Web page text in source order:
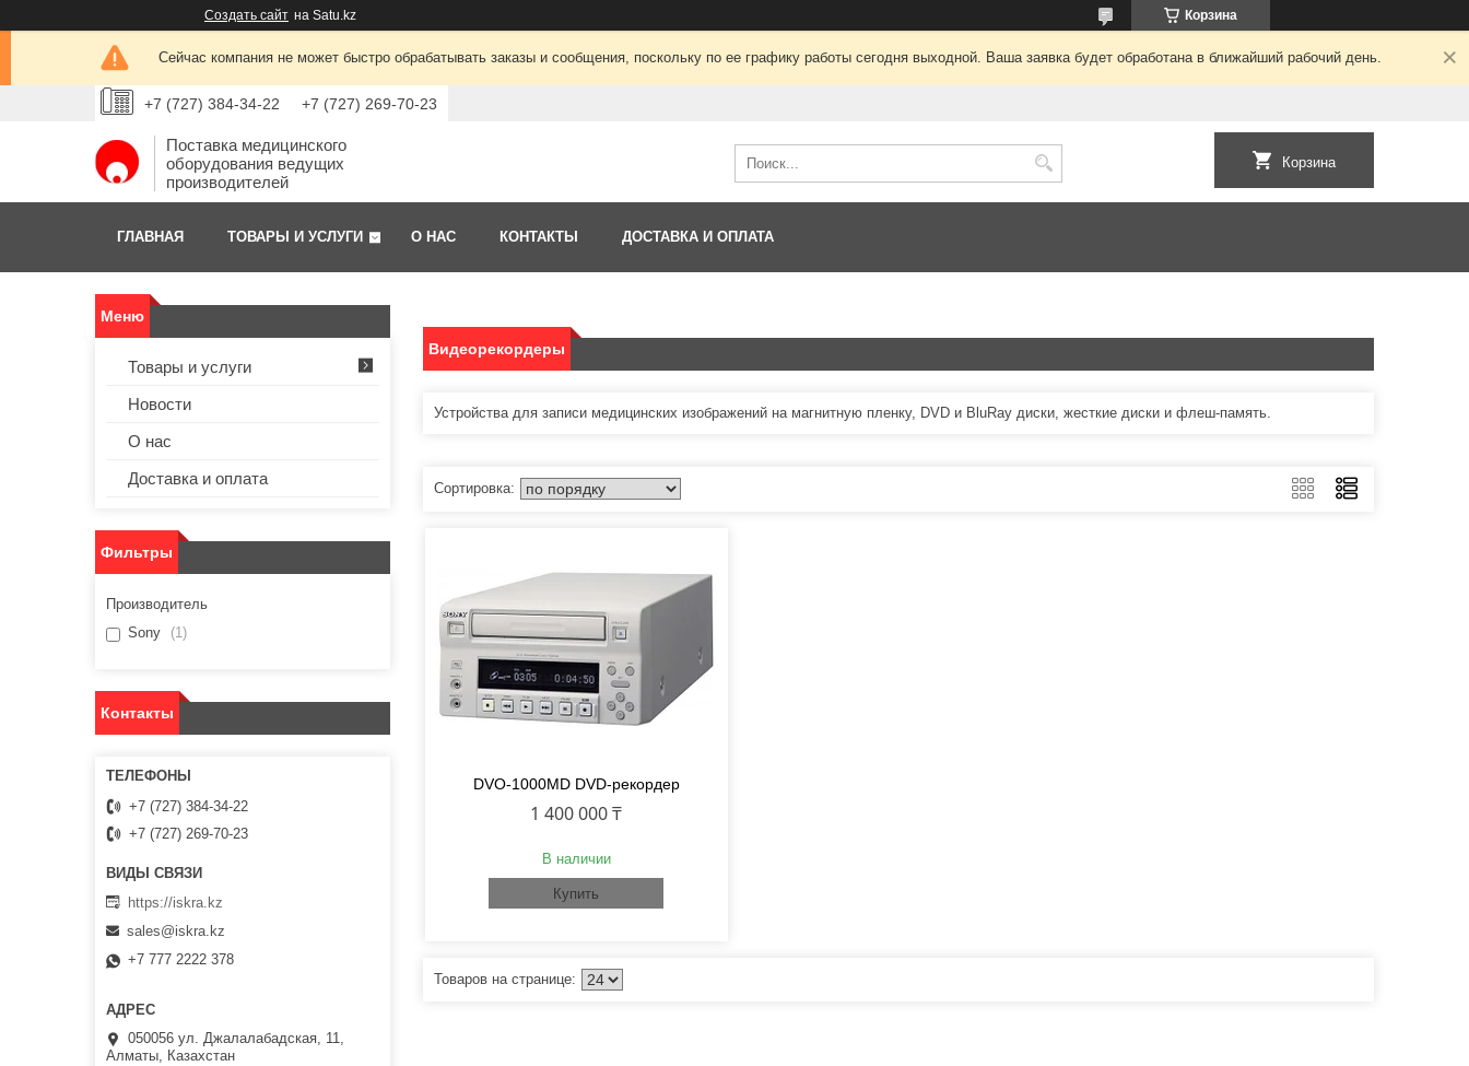
Создать сайт на Satu.kz Корзина
Сейчас компания не может быстро обрабатывать заказы и сообщения, поскольку по ее графику работы сегодня выходной. Ваша заявка будет обработана в ближайший рабочий день.
+7 (727) 384-34-22 +7 (727) 269-70-23
Поставка медицинского
оборудования ведущих
производителей
Корзина
ГЛАВНАЯ ТОВАРЫ И УСЛУГИ О НАС КОНТАКТЫ ДОСТАВКА И ОПЛАТА
Видеорекордеры
Устройства для записи медицинских изображений на магнитную пленку, DVD и BluRay диски, жесткие диски и флеш-память.
DVO-1000MD DVD-рекордер
1 400 000 ₸
В наличии
Купить
Товары и услуги
Новости
О нас
Доставка и оплата
Фильтры
Производитель
Sony
1
Контакты
+7 (727) 384-34-22
+7 (727) 269-70-23
https://iskra.kz
sales@iskra.kz
+7 777 2222 378
050056 ул. Джалалабадская, 11,
Алматы, Казахстан